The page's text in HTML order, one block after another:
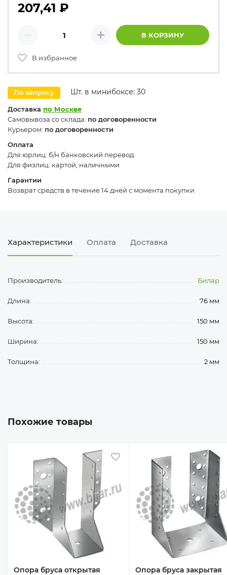
207,41 ₽
Плюс В КОРЗИНУ
В избранное
По запросу Шт. в минибоксе: 30
Доставка по Москве
Самовывоза со склада: по договоренности
Курьером: по договоренности
Оплата
Для юрлиц: б/н банковский перевод.
Для физлиц: картой, наличными
Гарантии
Возврат средств в течение 14 дней с момента покупки
Характеристики Оплата Доставка
Производитель: Билар
Длина: 76 мм
Высота: 150 мм
Ширина: 150 мм
Толщина: 2 мм
Похожие товары
Опора бруса открытая
В избранное
Опора бруса закрытая